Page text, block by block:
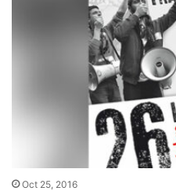
Oct 25, 2016